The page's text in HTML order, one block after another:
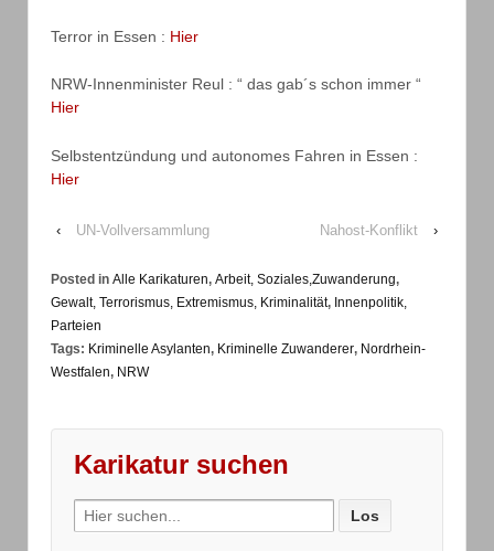
Terror in Essen : Hier
NRW-Innenminister Reul : “ das gab´s schon immer “
Hier
Selbstentzündung und autonomes Fahren in Essen :
Hier
‹ UN-Vollversammlung Nahost-Konflikt ›
Posted in Alle Karikaturen, Arbeit, Soziales,Zuwanderung,
Gewalt, Terrorismus, Extremismus, Kriminalität, Innenpolitik,
Parteien
Tags: Kriminelle Asylanten, Kriminelle Zuwanderer, Nordrhein-
Westfalen, NRW
Karikatur suchen
Search
for: